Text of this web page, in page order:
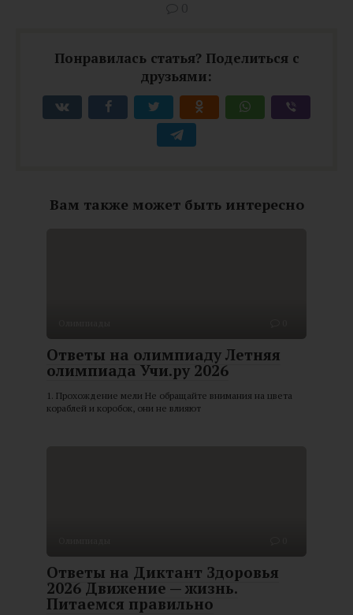
Понравилась статья? Поделиться с
друзьями:
Вам также может быть интересно
Ответы на олимпиаду Летняя
олимпиада Учи.ру 2026
1. Прохождение мели Не обращайте внимания на цвета
кораблей и коробок, они не влияют
Ответы на Диктант Здоровья
2026 Движение — жизнь.
Питаемся правильно